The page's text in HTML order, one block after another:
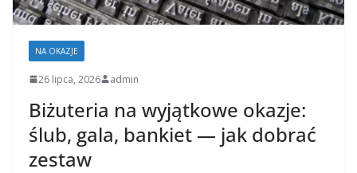
NA OKAZJE
26 lipca, 2026 admin
Biżuteria na wyjątkowe okazje:
ślub, gala, bankiet — jak dobrać
zestaw